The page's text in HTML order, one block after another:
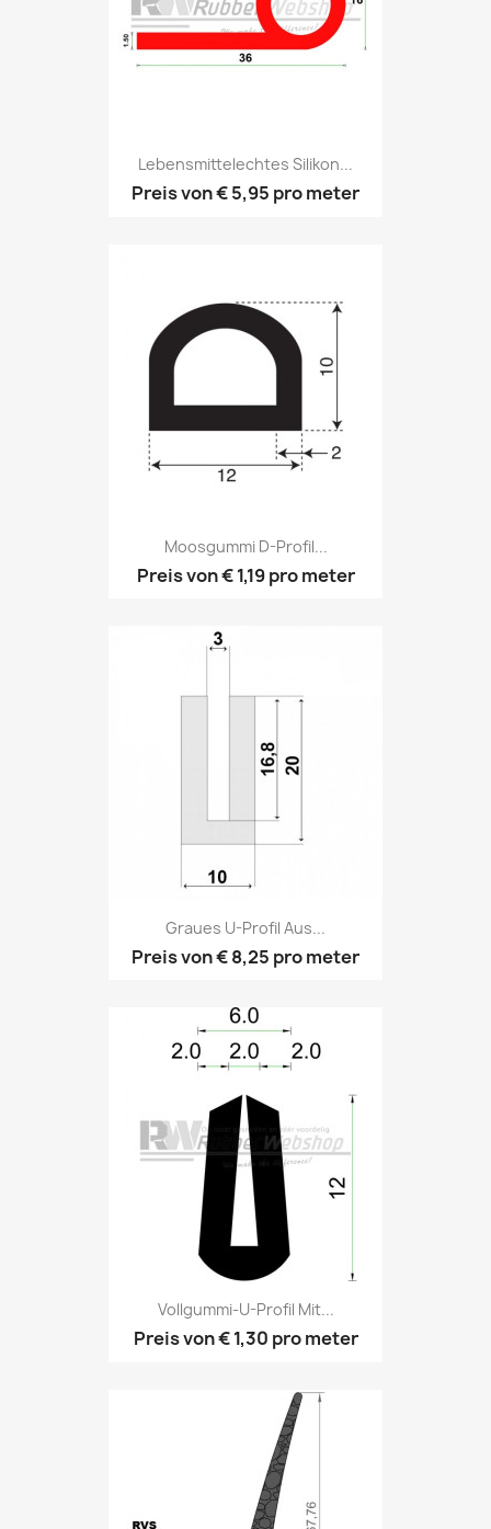
Lebensmittelechtes Silikon...
Preis von€ 5,95 pro meter
Moosgummi D-Profil...
Preis von€ 1,19pro meter
Graues U-Profil Aus...
Preis von€ 8,25 pro meter
Vollgummi-U-Profil Mit...
Preis von€ 1,30 pro meter